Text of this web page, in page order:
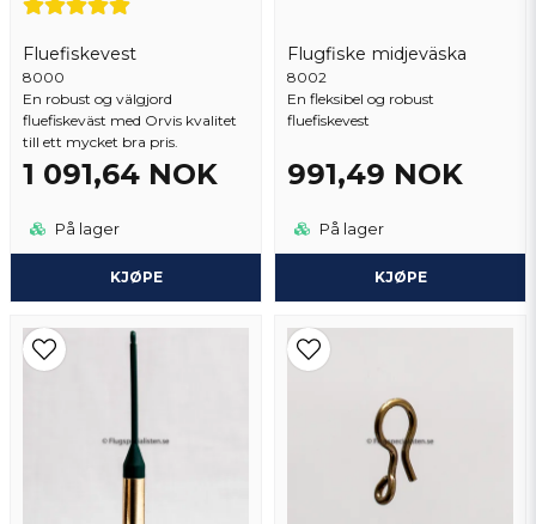
Fluefiskevest
8000
En robust og välgjord
fluefiskeväst med Orvis kvalitet
till ett mycket bra pris.
1 091,64 NOK
På lager
KJØPE
Flugfiske midjeväska
8002
En fleksibel og robust
fluefiskevest
991,49 NOK
På lager
KJØPE
Send spørsmål
Stefan
1 år siden
Stefan
1 år siden
Toppen.
Anonym
1 år siden
Mycket bra kvalitet